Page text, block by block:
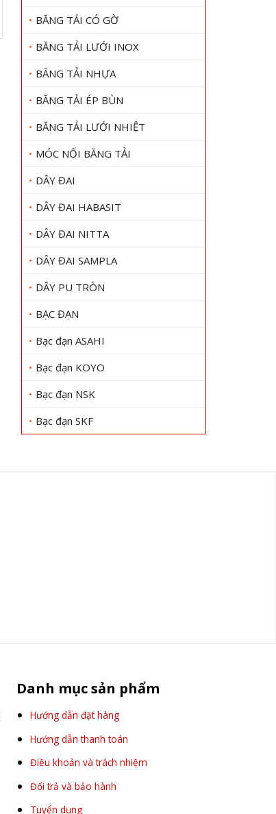
BĂNG TẢI CÓ GỜ
BĂNG TẢI LƯỚI INOX
BĂNG TẢI NHỰA
BĂNG TẢI ÉP BÙN
BĂNG TẢI LƯỚI NHIỆT
MÓC NỐI BĂNG TẢI
DÂY ĐAI
DÂY ĐAI HABASIT
DÂY ĐAI NITTA
DÂY ĐAI SAMPLA
DÂY PU TRÒN
BẠC ĐẠN
Bạc đạn ASAHI
Bạc đạn KOYO
Bạc đạn NSK
Bạc đạn SKF
Xem chi tiết
Danh mục sản phẩm
Hướng dẫn đặt hàng
Hướng dẫn thanh toán
Điều khoản và trách nhiệm
Đổi trả và bảo hành
Tuyển dụng